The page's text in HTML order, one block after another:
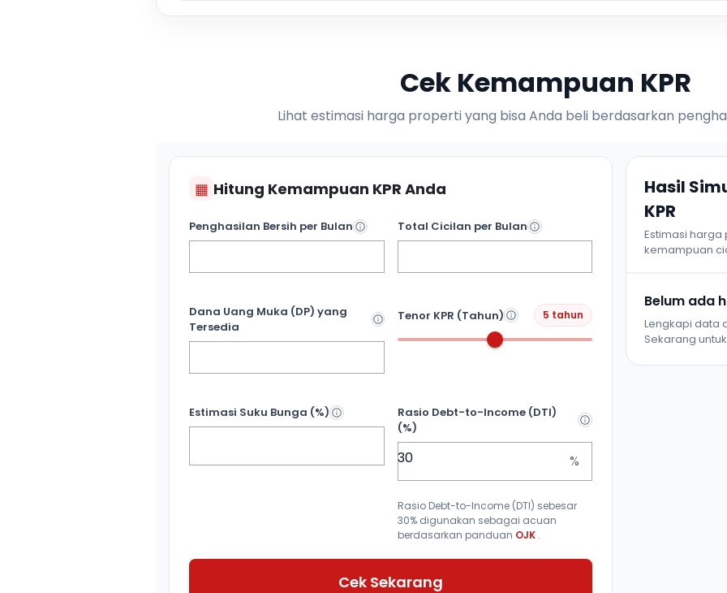
Cek Kemampuan KPR
Lihat estimasi harga properti yang bisa Anda beli berdasarkan
▦ Hitung Kemampuan KPR Anda
Penghasilan Bersih per Bulan Total Cicilan per Bulan
Dana Uang Muka (DP) yang
Tersedia
Tenor KPR (Tahun) 5 tahun
Estimasi Suku Bunga (%)
Rasio Debt-to-Income (DTI)
(%)
%
Rasio Debt-to-Income (DTI) sebesar
30% digunakan sebagai acuan
berdasarkan panduan OJK .
Cek Sekarang
Hasil
KPR
Estimasi
kemampuan
Belum ada
Lengkapi data
Sekarang